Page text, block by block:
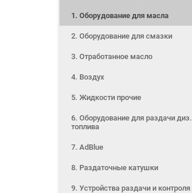
1. Оборудование для масла
2. Оборудование для смазки
3. Отработанное масло
4. Воздух
5. Жидкости прочие
6. Оборудование для раздачи диз.
топлива
7. AdBlue
8. Раздаточные катушки
9. Устройства раздачи и контроля